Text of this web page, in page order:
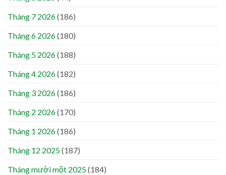
Tháng 7 2026(186)
Tháng 6 2026(180)
Tháng 5 2026(188)
Tháng 4 2026(182)
Tháng 3 2026(186)
Tháng 2 2026(170)
Tháng 1 2026(186)
Tháng 12 2025(187)
Tháng mười một 2025(184)